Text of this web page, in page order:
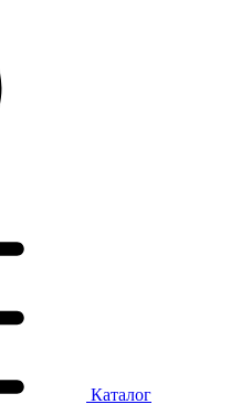
Каталог